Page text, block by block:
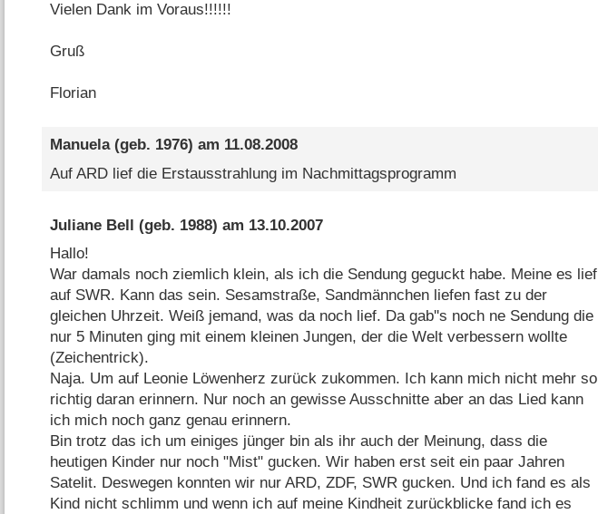
Vielen Dank im Voraus!!!!!!
Gruß
Florian
Manuela(geb. 1976) am 11.08.2008
Auf ARD lief die Erstausstrahlung im Nachmittagsprogramm
Juliane Bell (geb. 1988) am 13.10.2007
Hallo!
War damals noch ziemlich klein, als ich die Sendung geguckt habe. Meine es lief
auf SWR. Kann das sein. Sesamstraße, Sandmännchen liefen fast zu der
gleichen Uhrzeit. Weiß jemand, was da noch lief. Da gab''s noch ne Sendung die
nur 5 Minuten ging mit einem kleinen Jungen, der die Welt verbessern wollte
(Zeichentrick).
Naja. Um auf Leonie Löwenherz zurück zukommen. Ich kann mich nicht mehr so
richtig daran erinnern. Nur noch an gewisse Ausschnitte aber an das Lied kann
ich mich noch ganz genau erinnern.
Bin trotz das ich um einiges jünger bin als ihr auch der Meinung, dass die
heutigen Kinder nur noch "Mist" gucken. Wir haben erst seit ein paar Jahren
Satelit. Deswegen konnten wir nur ARD, ZDF, SWR gucken. Und ich fand es als
Kind nicht schlimm und wenn ich auf meine Kindheit zurückblicke fand ich es